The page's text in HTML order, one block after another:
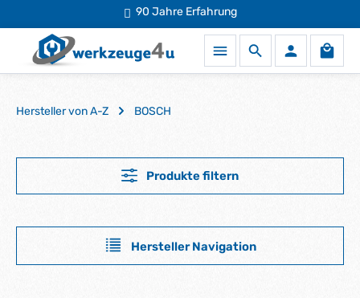
Zum Hauptinhalt springen90 Jahre Erfahrung
Mehr als 50.000 Produkteauf Lager
Hersteller von A-Z BOSCH
Produkte filtern
Hersteller Navigation